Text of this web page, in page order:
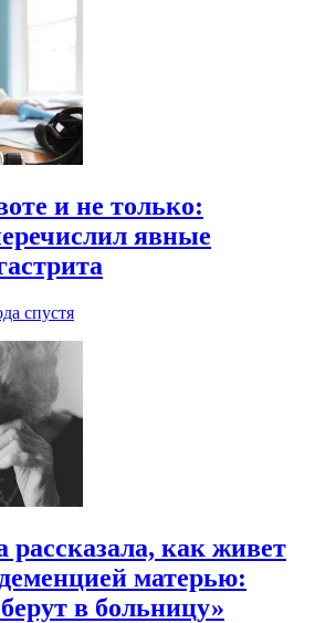
и не только:
явные
спустя
рассказала, как живет
матерью:
в больницу»